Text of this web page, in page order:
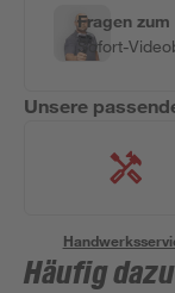
Fragen
Sofort-
Unsere
Häufig